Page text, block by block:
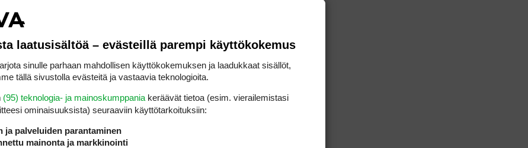
laatusisältöä – evästeillä parempi käyttökokemus
sinulle parhaan mahdollisen käyttökokemuksen ja laadukkaat sisällöt,
tällä sivustolla evästeitä ja vastaavia teknologioita.
(95) teknologia- ja mainoskumppania keräävät tietoa (esim. vierailemis­tasi
ominaisuuk­sista) seuraaviin käyttötarkoituksiin:
ja palveluiden parantaminen
mainonta ja markkinointi